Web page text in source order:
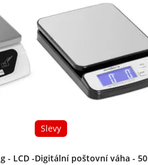
- LCD -
Slevy
Digitální poštovní váha -